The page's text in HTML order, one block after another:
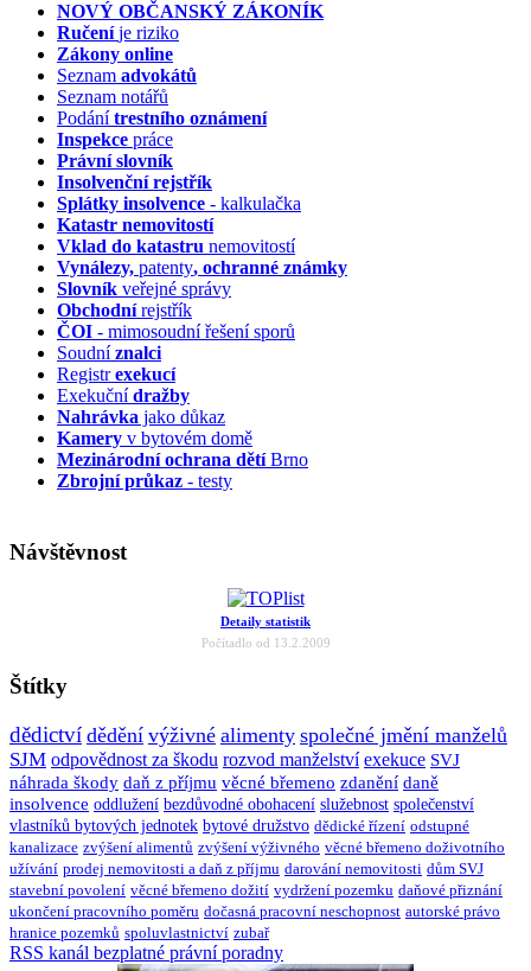
NOVÝ OBČANSKÝ ZÁKONÍK
Ručeníje riziko
Zákony online
Seznam advokátů
Seznam notářů
Podánítrestního oznámení
Inspekce práce
Právní slovník
Insolvenčnírejstřík
Splátky insolvence - kalkulačka
Katastr nemovitostí
Vklad do katastru nemovitostí
Vynálezy, patenty, ochranné známky
Slovník veřejné správy
Obchodnírejstřík
ČOI - mimosoudní řešení sporů
Soudníznalci
Registrexekucí
Exekučnídražby
Nahrávka jako důkaz
Kamery v bytovém domě
Mezinárodní ochrana dětíBrno
Zbrojní průkaz - testy
Návštěvnost
Detaily statistik
Počítadlo od 13.2.2009
Štítky
dědictví dědění výživné alimenty společné jmění manželů
SJM odpovědnost za škodu rozvod manželství exekuce SVJ
náhrada škody daň z příjmu věcné břemeno zdanění daně
insolvence oddlužení bezdůvodné obohacení služebnost společenství
vlastníků bytových jednotek bytové družstvo dědické řízení odstupné
kanalizace zvýšení alimentů zvýšení výživného věcné břemeno doživotního
užívání prodej nemovitosti a daň z příjmu darování nemovitosti dům SVJ
stavební povolení věcné břemeno dožití vydržení pozemku daňové přiznání
ukončení pracovního poměru dočasná pracovní neschopnost autorské právo
hranice pozemků spoluvlastnictví zubař
RSS kanál bezplatné právní poradny